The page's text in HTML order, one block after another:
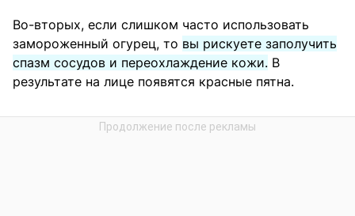
Во-вторых, если слишком часто использовать
замороженный огурец, то вы рискуете заполучить
спазм сосудов и переохлаждение кожи. В
результате на лице появятся красные пятна.